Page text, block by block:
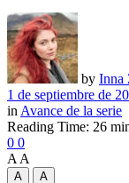
by Inna
1 de septiembre de
in Avance de la serie
Reading Time: 26
0 0
A A
A
A